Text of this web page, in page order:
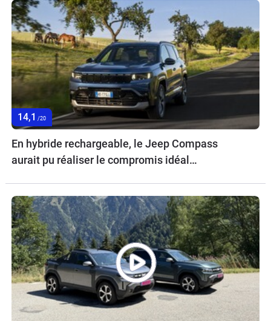
14,1 /20
En hybride rechargeable, le Jeep Compass
aurait pu réaliser le compromis idéal…